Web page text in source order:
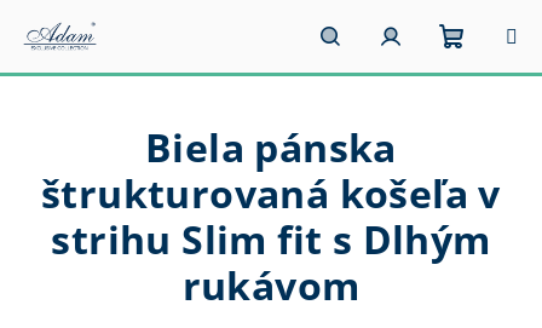
obsah
HľadaťPrihlásenie
Biela pánska
štrukturovaná košeľa v
strihu Slim fit s Dlhým
rukávom